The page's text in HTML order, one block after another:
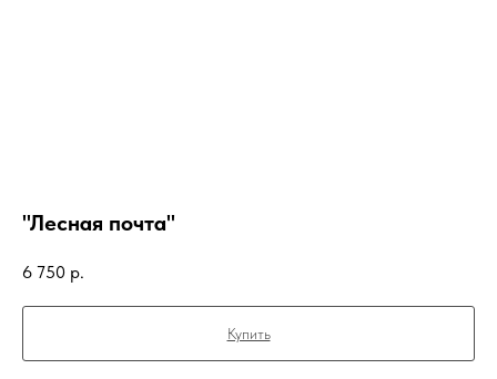
"Лесная почта"
6 750 р.
Купить